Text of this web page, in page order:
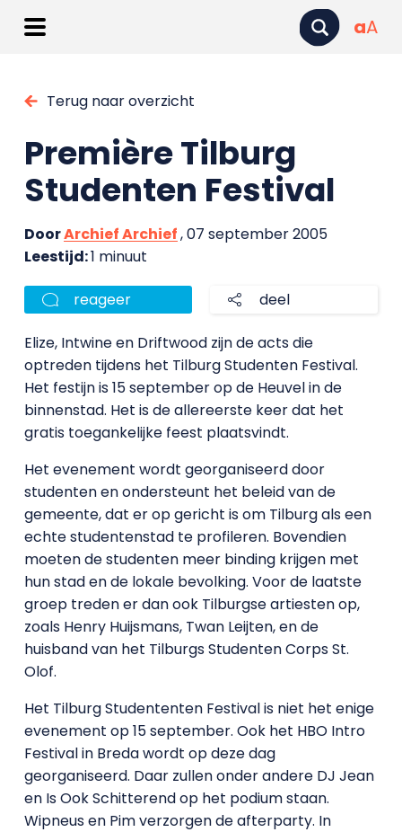
aA
Terug naar overzicht
Première Tilburg
Studenten Festival
DoorArchief Archief, 07 september 2005
Leestijd:1 minuut
reageer deel
Elize, Intwine en Driftwood zijn de acts die
optreden tijdens het Tilburg Studenten Festival.
Het festijn is 15 september op de Heuvel in de
binnenstad. Het is de allereerste keer dat het
gratis toegankelijke feest plaatsvindt.
Het evenement wordt georganiseerd door
studenten en ondersteunt het beleid van de
gemeente, dat er op gericht is om Tilburg als een
echte studentenstad te profileren. Bovendien
moeten de studenten meer binding krijgen met
hun stad en de lokale bevolking. Voor de laatste
groep treden er dan ook Tilburgse artiesten op,
zoals Henry Huijsmans, Twan Leijten, en de
huisband van het Tilburgs Studenten Corps St.
Olof.
Het Tilburg Studententen Festival is niet het enige
evenement op 15 september. Ook het HBO Intro
Festival in Breda wordt op deze dag
georganiseerd. Daar zullen onder andere DJ Jean
en Is Ook Schitterend op het podium staan.
Wipneus en Pim verzorgen de afterparty. In